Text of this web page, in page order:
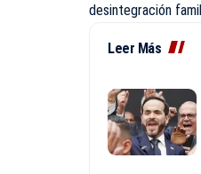
desintegración
Leer Más